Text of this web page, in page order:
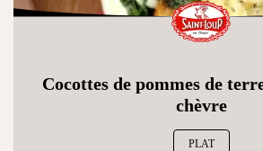
Cocottes de pommes de
chèvre
PLAT